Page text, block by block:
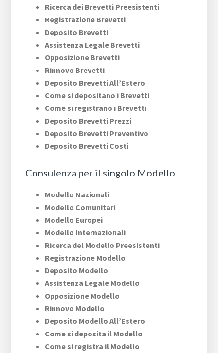
Ricerca dei Brevetti Preesistenti
Registrazione Brevetti
Deposito Brevetti
Assistenza Legale Brevetti
Opposizione Brevetti
Rinnovo Brevetti
Deposito Brevetti All’Estero
Come si depositano i Brevetti
Come si registrano i Brevetti
Deposito Brevetti Prezzi
Deposito Brevetti Preventivo
Deposito Brevetti Costi
Consulenza per il singolo Modello
Modello Nazionali
Modello Comunitari
Modello Europei
Modello Internazionali
Ricerca del Modello Preesistenti
Registrazione Modello
Deposito Modello
Assistenza Legale Modello
Opposizione Modello
Rinnovo Modello
Deposito Modello All’Estero
Come si deposita il Modello
Come si registra il Modello